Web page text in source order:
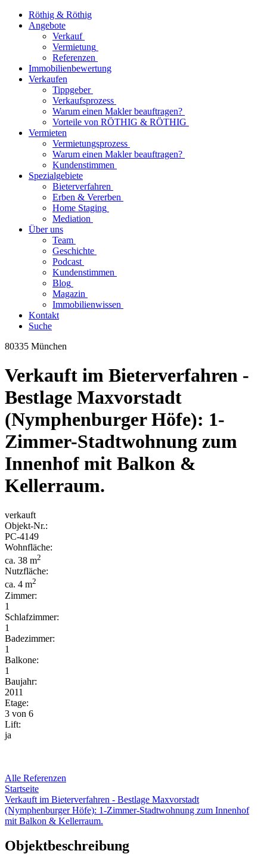
Röthig & Röthig
Angebote
Verkauf
Vermietung
Referenzen
Immobilienbewertung
Verkaufen
Tippgeber
Verkaufsprozess
Warum einen Makler beauftragen?
Vorteile von RÖTHIG & RÖTHIG
Vermieten
Vermietungsprozess
Warum einen Makler beauftragen?
Kundenstimmen
Spezialgebiete
Bieterverfahren
Erben & Vererben
Home Staging
Mediation
Über uns
Team
Geschichte
Podcast
Kundenstimmen
Blog
Magazin
Immobilienwissen
Kontakt
Suche
80335 München
Verkauft im Bieterverfahren -
Bestlage Maxvorstadt
(Nymphenburger Höfe): 1-
Zimmer-Stadtwohnung zum
Innenhof mit Balkon &
Kellerraum.
verkauft
Objekt-Nr.:
PC-4149
Wohnfläche:
ca. 38 m2
Nutzfläche:
ca. 4 m2
Zimmer:
1
Schlafzimmer:
1
Badezimmer:
1
Balkone:
1
Baujahr:
2011
Etage:
3 von 6
Lift:
ja
Alle Referenzen
Startseite
Verkauft im Bieterverfahren - Bestlage Maxvorstadt
(Nymphenburger Höfe): 1-Zimmer-Stadtwohnung zum Innenhof
mit Balkon & Kellerraum.
Objektbeschreibung